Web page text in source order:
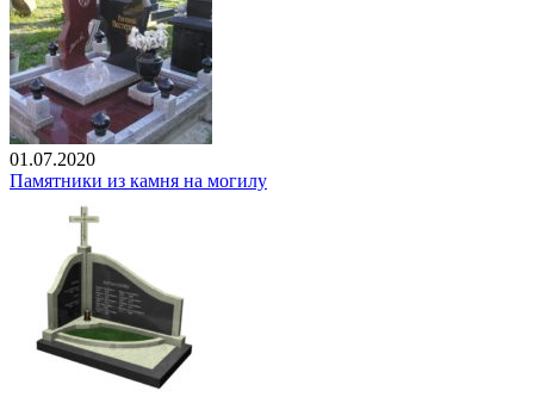
01.07.2020
Памятники из камня на могилу